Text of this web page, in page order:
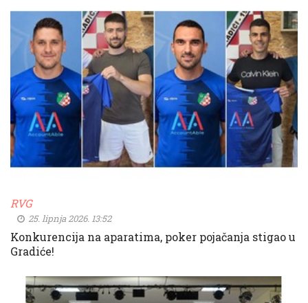
RVG
25. lipnja 2026. 13:52
Konkurencija na aparatima, poker pojačanja stigao u
Gradiće!